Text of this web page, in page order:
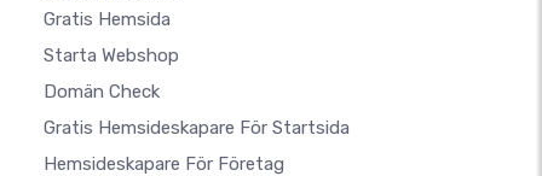
Gratis Hemsida
Starta Webshop
Domän Check
Gratis Hemsideskapare För Startsida
Hemsideskapare För Företag